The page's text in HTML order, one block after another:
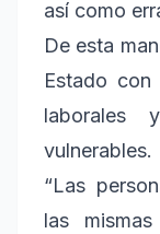
así como
De esta
Estado
laborales
vulnerables.
“Las
las